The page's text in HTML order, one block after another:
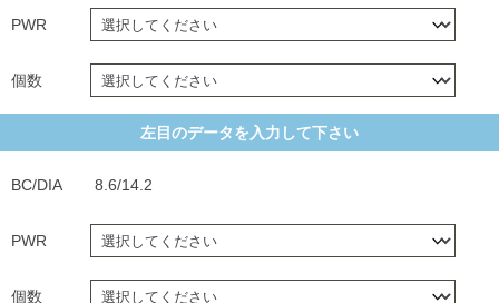
PWR
個数
左目のデータを入力して下さい
BC/DIA 8.6/14.2
PWR
個数